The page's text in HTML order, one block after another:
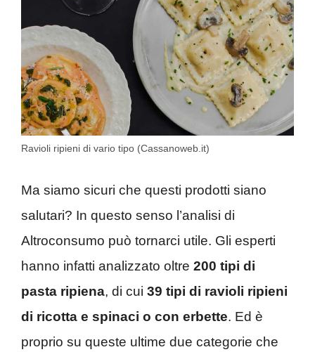
Ravioli ripieni di vario tipo (Cassanoweb.it)
Ma siamo sicuri che questi prodotti siano
salutari? In questo senso l’analisi di
Altroconsumo può tornarci utile. Gli esperti
hanno infatti analizzato oltre 200 tipi di
pasta ripiena, di cui 39 tipi di ravioli ripieni
di ricotta e spinaci o con erbette. Ed è
proprio su queste ultime due categorie che